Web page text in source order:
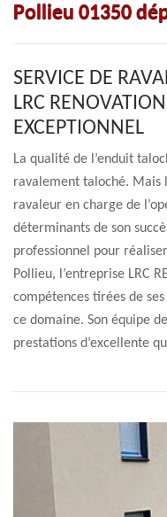
Pollieu 01350
SERVICE DE
LRC
EXCEPTIONNEL
La qualité de l’enduit
ravalement taloché. Mais
ravaleur en charge de
déterminants de son
professionnel pour
Pollieu, l’entreprise LRC
compétences tirées de
ce domaine. Son équipe
prestations d’excellente